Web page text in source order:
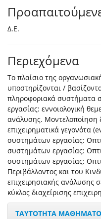
Δ.Ε.
Περιεχόμενα
Το πλαίσιο της
υποστηρίζονται /
πληροφοριακά συστήματα
εργασίας: εννοιολογική
ανάλυσης. Μοντελοποίηση
επιχειρηματικά γεγονότα
συστημάτων εργασίας:
συστημάτων εργασίας:
συστημάτων εργασίας:
Περιβάλλοντος και του
επιχειρησιακής ανάλυσης
κύκλος διαχείρισης
ΤΑΥΤΟΤΗΤΑ